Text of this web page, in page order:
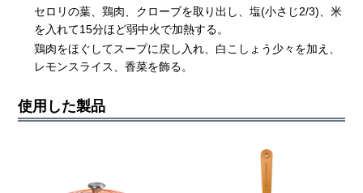
セロリの葉、鶏肉、クローブを取り出し、塩(小さじ2/3)、米
を入れて15分ほど弱中火で加熱する。
鶏肉をほぐしてスープに戻し入れ、白こしょう少々を加え、
レモンスライス、香菜を飾る。
使用した製品